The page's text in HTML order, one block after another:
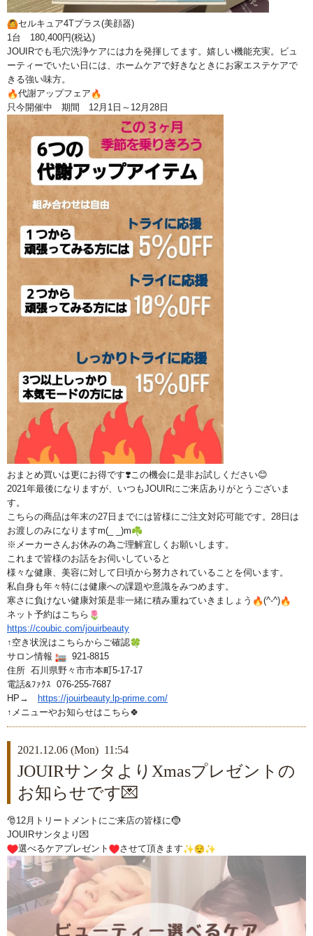
セルキュア4Tプラス(美顔器)
1台 180,400円(税込)
JOUIRでも毛穴洗浄ケアには力を発揮してます。 嬉しい機能充実。ビュ
ーティーでいたい日には、 ホームケアで好きなときにお家エステケアで
きる強い味方。
代謝アップフェア
只今開催中 期間 12月1日～12月28日
おまとめ買いは更にお得です❣️この機会に是非お試しください😊
2021年最後になりますが、いつもJOUIRにご来店ありがとうございま
す。
こちらの商品は年末の27日までには皆様にご注文対応可能です。 28日は
お渡しのみになりますm(_ _)m
※メーカーさんお休みの為ご理解宜しくお願いします。
これまで皆様のお話をお伺いしていると
様々な健康、 美容に対して日頃から努力されていることを伺います。
私自身も年々特には健康への課題や意識をみつめます。
寒さに負けない健康対策是非一緒に積み重ねていきましょう
(^-^)
ネット予約はこちら
https://coubic.com/jouirbeauty
↑空き状況はこちらからご確認
サロン情報
921-8815
住所 石川県野々市市本町5-17-17
電話&ﾌｧｸｽ 076-255-7687
HP→
https://jouirbeauty.lp-prime. com/
↑メニューやお知らせはこちら🍀
2021.12.06 (Mon) 11:54
JOUIRサンタよりXmasプレゼントの
お知らせです💌
🎅12月トリートメントにご来店の皆様に🤶
JOUIRサンタより💌
選べるケアプレゼント
させて頂きます